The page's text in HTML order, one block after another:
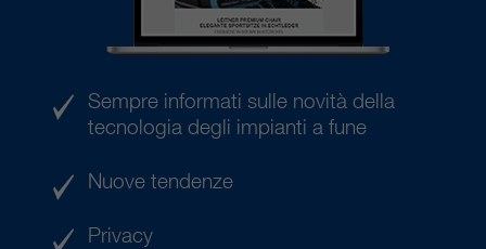
Sempre informati sulle novità della
tecnologia degli impianti a fune
Nuove tendenze
Privacy